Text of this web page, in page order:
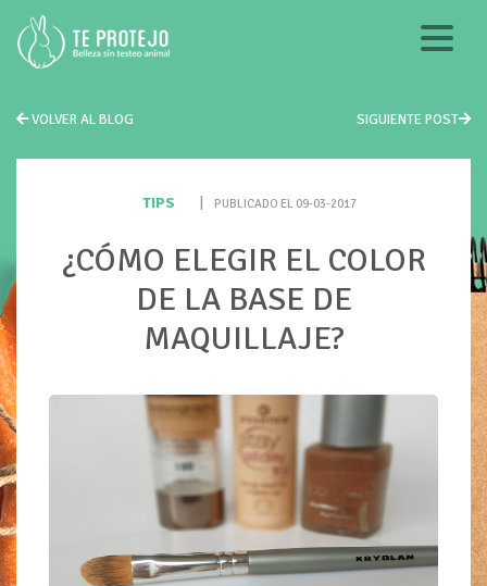
VOLVER AL BLOG SIGUIENTE POST
TIPS PUBLICADO EL 09-03-2017
¿CÓMO ELEGIR EL COLOR
DE LA BASE DE
MAQUILLAJE?